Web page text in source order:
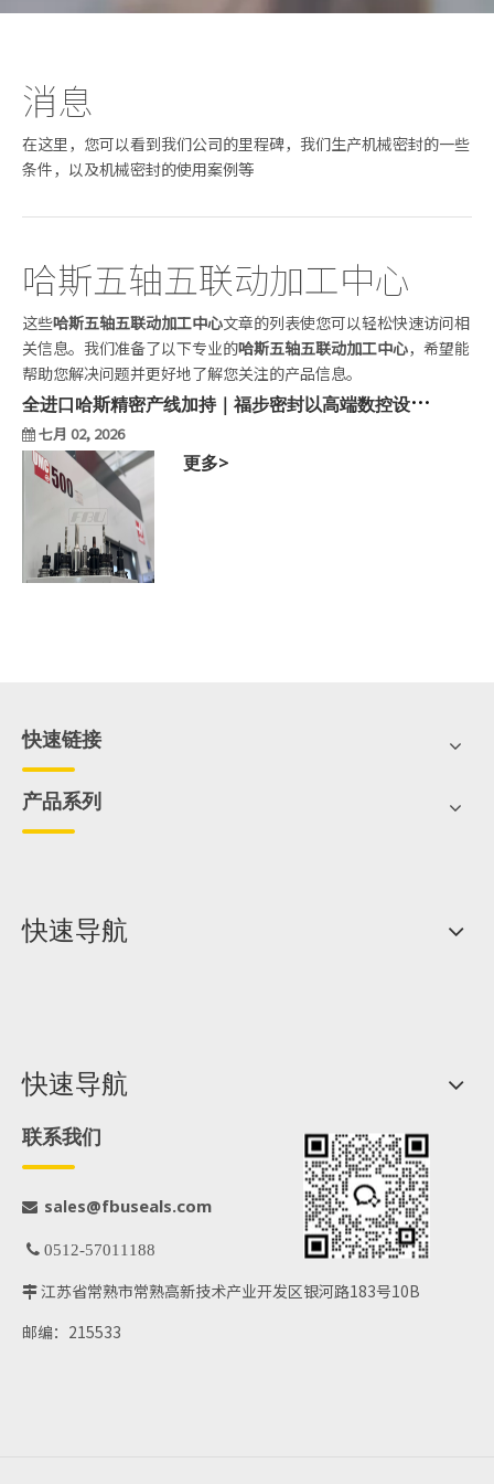
消息
在这里，您可以看到我们公司的里程碑，我们生产机械密封的一些
条件，以及机械密封的使用案例等
哈斯五轴五联动加工中心
这些哈斯五轴五联动加工中心文章的列表使您可以轻松快速访问相
关信息。我们准备了以下专业的哈斯五轴五联动加工中心，希望能
帮助您解决问题并更好地了解您关注的产品信息。
全
进口哈斯精密产线加持｜福步密封以高端数控设备打造进口级精密机械密封
七月 02, 2026
更多>
快速链接
产品系列
快速导航
快速导航
联系我们
 sales@fbuseals.com
 0512-57011188
 江苏省常熟市常熟高新技术产业开发区银河路183号10B
邮编：215533